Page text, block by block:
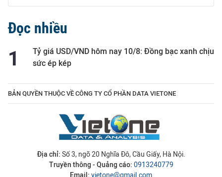
Đọc nhiều
Tỷ giá USD/VND hôm nay 10/8: Đồng bạc xanh chịu
sức ép kép
BẢN QUYỀN THUỘC VỀ CÔNG TY CỔ PHẦN DATA VIETONE
Địa chỉ: Số 3, ngõ 20 Nghĩa Đô, Cầu Giấy, Hà Nội.
Truyền thông - Quảng cáo: 0913240779
Email: vietone@gmail.com